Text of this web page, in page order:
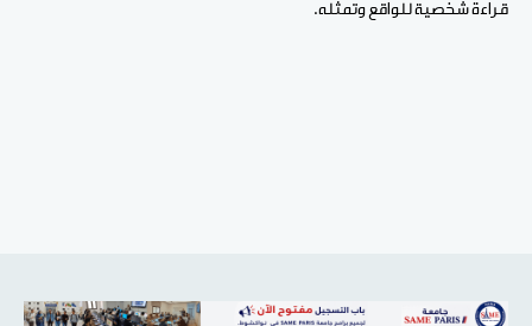
قراءة شخصية للواقع وتمثله.